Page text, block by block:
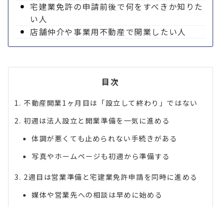
宅建業免許の申請前後で何をすべきか知りた
い人
店舗仲介や事業用不動産で開業したい人
目次
不動産開業1ヶ月目は「設立して終わり」ではない
初週は法人設立と開業準備を一気に進める
体調が悪くても止められない手続きがある
写真やホームページも初週から準備する
2週目は営業準備と宅建業免許申請を同時に進める
媒体や営業先への相談は早めに始める